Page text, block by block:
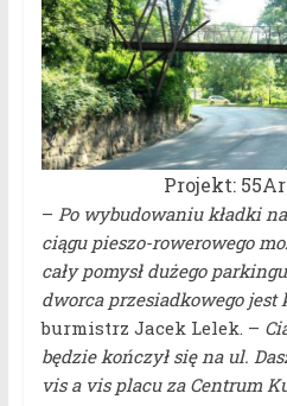
Projekt:
– Po wybudowaniu kładki
ciągu pieszo-rowerowego
cały pomysł dużego
dworca przesiadkowego jest
burmistrz Jacek Lelek. –
będzie kończył się na ul.
vis a vis placu za Centrum